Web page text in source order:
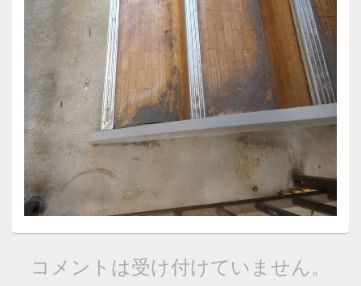
コメントは受け付けていません。